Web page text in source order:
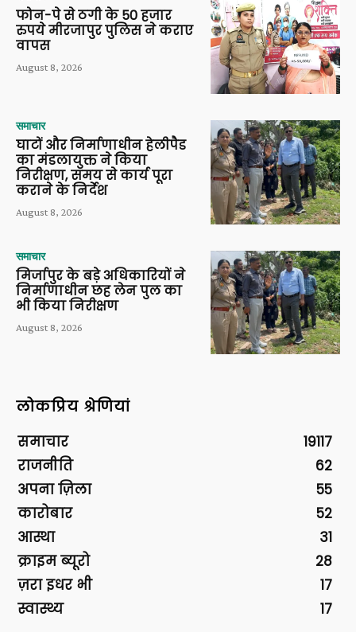
फोन-पे से ठगी के 50 हजार
रुपये मीरजापुर पुलिस ने कराए
वापस
August 8, 2026
समाचार
घाटों और निर्माणाधीन हेलीपैड
का मंडलायुक्त ने किया
निरीक्षण, समय से कार्य पूरा
कराने के निर्देश
August 8, 2026
समाचार
मिर्जापुर के बड़े अधिकारियों ने
निर्माणाधीन छह लेन पुल का
भी किया निरीक्षण
August 8, 2026
लोकप्रिय श्रेणियां
समाचार
19117
राजनीति
62
अपना ज़िला
55
कारोबार
52
आस्था
31
क्राइम ब्यूरो
28
ज़रा इधर भी
17
स्वास्थ्य
17